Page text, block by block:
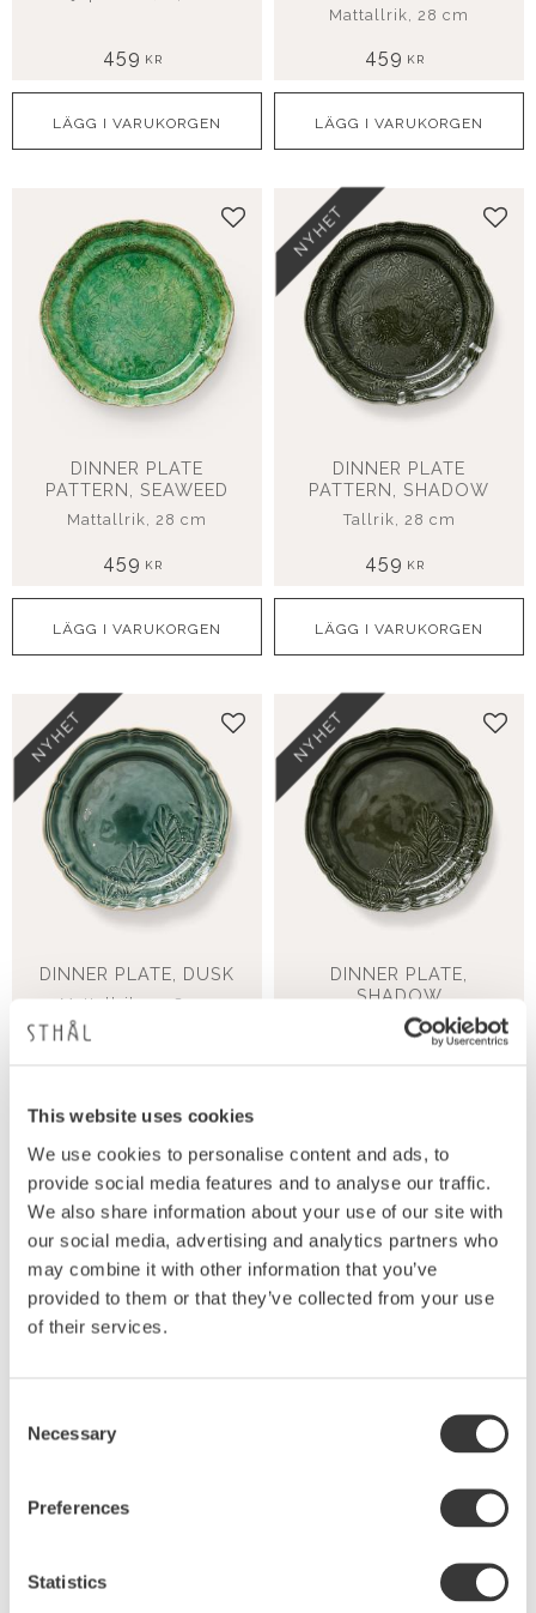
This website uses cookies
We use cookies to personalise content and ads, to
provide social media features and to analyse our traffic.
We also share information about your use of our site with
our social media, advertising and analytics partners who
may combine it with other information that you’ve
provided to them or that they’ve collected from your use
of their services.
Selection
Necessary
Preferences
Statistics
459 KR
Mattallrik, 28 cm
459 KR
DINNER PLATE
PATTERN, SEAWEED
Mattallrik, 28 cm
459 KR
Lägg till i favoriter
DINNER PLATE
PATTERN, SHADOW
Tallrik, 28 cm
459 KR
NYHET
DINNER PLATE, DUSK
Mattallrikar, 28 cm
NYHET Lägg till i favoriter
DINNER PLATE,
SHADOW
Mattallrik, 28 cm
NYHET
Skål, 35 cm
1 649
NYHET Lägg till i favoriter
SHADOW
Gratängform 35,5 X 23,5
NYHET